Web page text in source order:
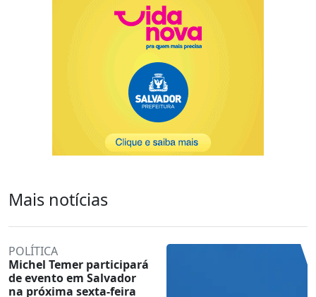
Mais notícias
POLÍTICA
Michel Temer participará
de evento em Salvador
na próxima sexta-feira